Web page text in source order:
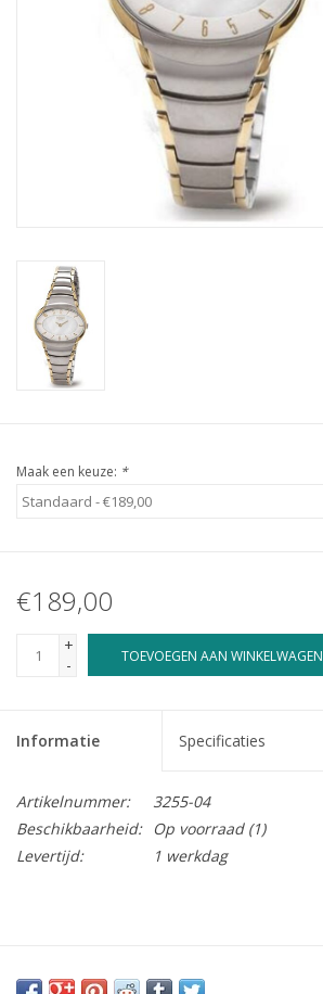
Maak een keuze: *
€189,00
+
-
TOEVOEGEN AAN WINKELWAGEN
Informatie Specificaties
Artikelnummer:
3255-04
Beschikbaarheid:
Op voorraad(1)
Levertijd:
1 werkdag